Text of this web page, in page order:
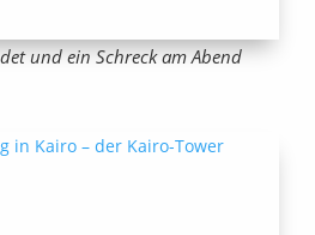
und ein Schreck am Abend